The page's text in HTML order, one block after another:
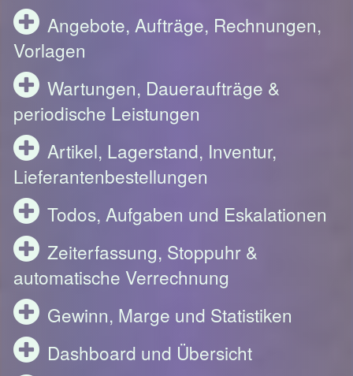
Angebote, Aufträge, Rechnungen,
Vorlagen
Wartungen, Daueraufträge &
periodische Leistungen
Artikel, Lagerstand, Inventur,
Lieferantenbestellungen
Todos, Aufgaben und Eskalationen
Zeiterfassung, Stoppuhr &
automatische Verrechnung
Gewinn, Marge und Statistiken
Dashboard und Übersicht